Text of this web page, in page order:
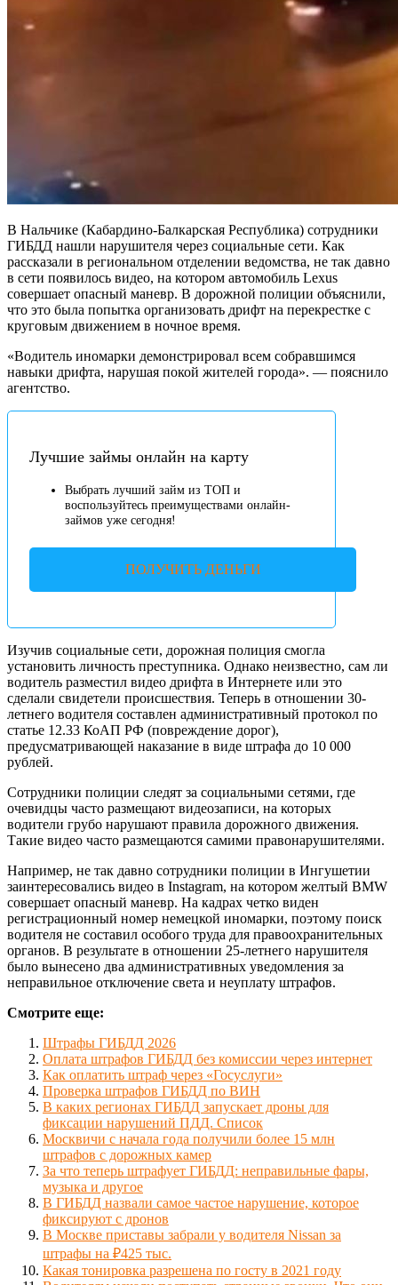
В Нальчике (Кабардино-Балкарская Республика) сотрудники
ГИБДД нашли нарушителя через социальные сети. Как
рассказали в региональном отделении ведомства, не так давно
в сети появилось видео, на котором автомобиль Lexus
совершает опасный маневр. В дорожной полиции объяснили,
что это была попытка организовать дрифт на перекрестке с
круговым движением в ночное время.
«Водитель иномарки демонстрировал всем собравшимся
навыки дрифта, нарушая покой жителей города». — пояснило
агентство.
Лучшие займы онлайн на карту
Выбрать лучший займ из ТОП и
воспользуйтесь преимуществами онлайн-
займов уже сегодня!
ПОЛУЧИТЬ ДЕНЬГИ
Изучив социальные сети, дорожная полиция смогла
установить личность преступника. Однако неизвестно, сам ли
водитель разместил видео дрифта в Интернете или это
сделали свидетели происшествия. Теперь в отношении 30-
летнего водителя составлен административный протокол по
статье 12.33 КоАП РФ (повреждение дорог),
предусматривающей наказание в виде штрафа до 10 000
рублей.
Сотрудники полиции следят за социальными сетями, где
очевидцы часто размещают видеозаписи, на которых
водители грубо нарушают правила дорожного движения.
Такие видео часто размещаются самими правонарушителями.
Например, не так давно сотрудники полиции в Ингушетии
заинтересовались видео в Instagram, на котором желтый BMW
совершает опасный маневр. На кадрах четко виден
регистрационный номер немецкой иномарки, поэтому поиск
водителя не составил особого труда для правоохранительных
органов. В результате в отношении 25-летнего нарушителя
было вынесено два административных уведомления за
неправильное отключение света и неуплату штрафов.
Смотрите еще:
Штрафы ГИБДД 2026
Оплата штрафов ГИБДД без комиссии через интернет
Как оплатить штраф через «Госуслуги»
Проверка штрафов ГИБДД по ВИН
В каких регионах ГИБДД запускает дроны для
фиксации нарушений ПДД. Список
Москвичи с начала года получили более 15 млн
штрафов с дорожных камер
За что теперь штрафует ГИБДД: неправильные фары,
музыка и другое
В ГИБДД назвали самое частое нарушение, которое
фиксируют с дронов
В Москве приставы забрали у водителя Nissan за
штрафы на ₽425 тыс.
Какая тонировка разрешена по госту в 2021 году